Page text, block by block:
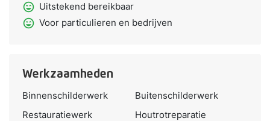
sentiment_very_satisfied Uitstekend bereikbaar
sentiment_very_satisfied Voor particulieren en bedrijven
Werkzaamheden
Binnenschilderwerk
Buitenschilderwerk
Restauratiewerk
Houtrotreparatie